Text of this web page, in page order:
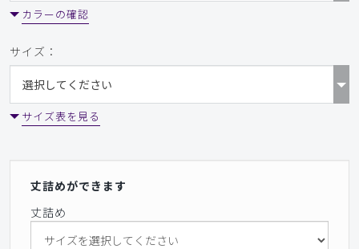
カラーの確認
サイズ：
サイズ表を見る
丈詰めができます
丈詰め